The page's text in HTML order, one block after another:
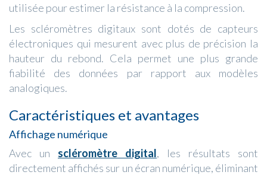
utilisée pour estimer la résistance à la compression.
Les scléromètres digitaux sont dotés de capteurs
électroniques qui mesurent avec plus de précision la
hauteur du rebond. Cela permet une plus grande
fiabilité des données par rapport aux modèles
analogiques.
Caractéristiques et avantages
Affichage numérique
Avec un scléromètre digital, les résultats sont
directement affichés sur un écran numérique, éliminant